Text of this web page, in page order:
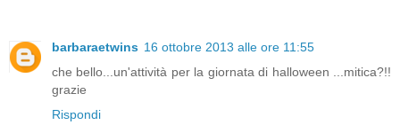
barbaraetwins 16 ottobre 2013 alle ore 11:55
che bello...un'attività per la giornata di halloween ...mitica?!!
grazie
Rispondi